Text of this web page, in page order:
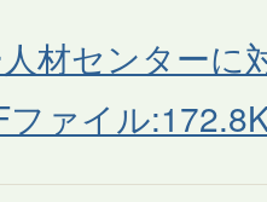
材センターに
ファイル